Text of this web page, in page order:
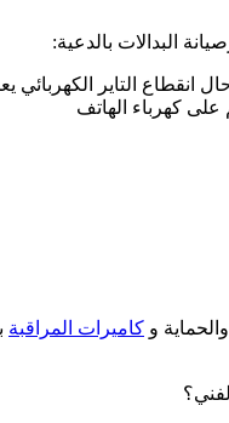
البدالات بالدعية:
انقطاع التاير الكهربائي
على كهرباء الهاتف
و كاميرات المراقبة